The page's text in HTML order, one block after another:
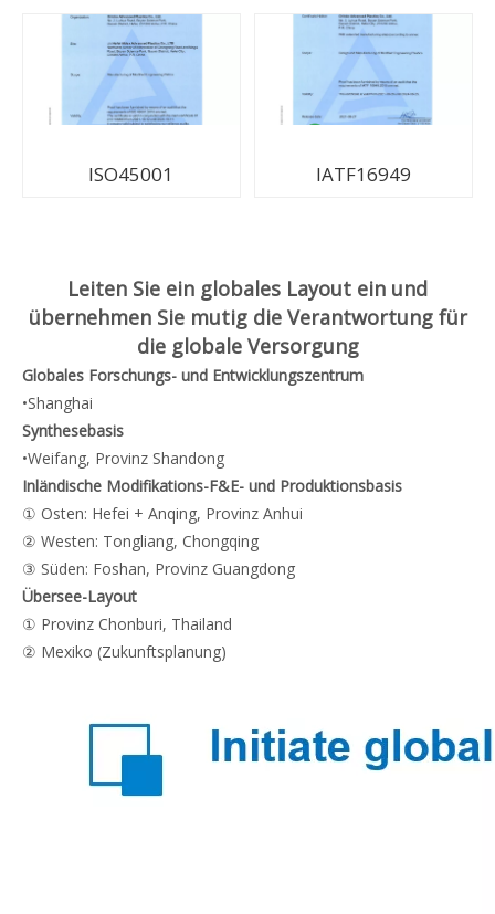
ISO45001 IATF16949
Leiten Sie ein globales Layout ein und
übernehmen Sie mutig die Verantwortung für
die globale Versorgung
Globales Forschungs- und Entwicklungszentrum
•Shanghai
Synthesebasis
•Weifang, Provinz Shandong
Inländische Modifikations-F&E- und Produktionsbasis
① Osten: Hefei + Anqing, Provinz Anhui
② Westen: Tongliang, Chongqing
③ Süden: Foshan, Provinz Guangdong
Übersee-Layout
① Provinz Chonburi, Thailand
② Mexiko (Zukunftsplanung)